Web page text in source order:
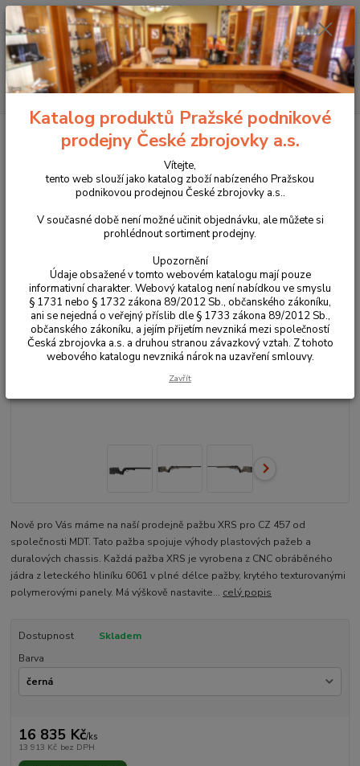
Menu
Hledat
+420 225 375 800
Příslušenství, doplňky a náhradní díly Pro dlouhé zbraně
Pažba MDT XRS pro CZ 457 (více variant)
Pažba MDT XRS pro CZ 457 (více
variant)
Nově pro Vás máme na naší prodejně pažbu XRS pro CZ 457 od
společnosti MDT. Tato pažba spojuje výhody plastových pažeb a
duralových chassis. Každá pažba XRS je vyrobena z CNC obráběného
jádra z leteckého hliníku 6061 v plné délce pažby, krytého texturovanými
polymerovými panely. Má výškově nastavite... celý popis
Dostupnost
Skladem
Barva
16 835 Kč/ks
13 913 Kč bez DPH
Katalog produktů Pražské podnikové
prodejny České zbrojovky a.s.
Vítejte,
tento web slouží jako katalog zboží nabízeného Pražskou
podnikovou prodejnou České zbrojovky a.s..
V současné době není možné učinit objednávku, ale můžete si
prohlédnout sortiment prodejny.
Upozornění
Údaje obsažené v tomto webovém katalogu mají pouze
informativní charakter. Webový katalog není nabídkou ve smyslu
§ 1731 nebo § 1732 zákona 89/2012 Sb., občanského zákoníku,
ani se nejedná o veřejný příslib dle § 1733 zákona 89/2012 Sb.,
občanského zákoníku, a jejím přijetím nevzniká mezi společností
Česká zbrojovka a.s. a druhou stranou závazkový vztah. Z tohoto
webového katalogu nevzniká nárok na uzavření smlouvy.
Zavřít